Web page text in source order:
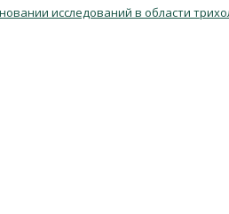
исследований в области